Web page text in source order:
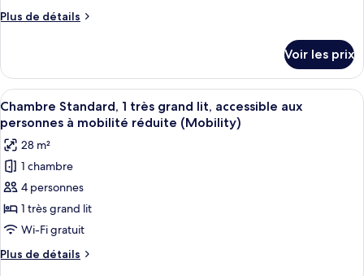
chambre :
très
grand
lit,
vue
ville
Plus de détails
Plus
le
type
de
chambre
Chambre
Standard,
très
grand
lit,
ville
Voir les prix
Afficher
toutes
les
photos
pour
ce
type
de
chambre :
Chambre
Une chambre d’hôtel avec un grand
5
Chambre Standard, 1 très grand lit, accessible aux
personnes à mobilité réduite (Mobility)
28 m²
1 chambre
4 personnes
1 très grand lit
Wi-Fi gratuit
Plus de détails
Plus